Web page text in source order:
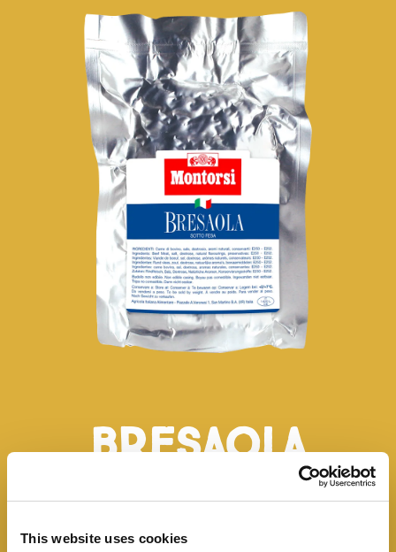
This website uses cookies
Saucissons
Bresaola
Sottofesa